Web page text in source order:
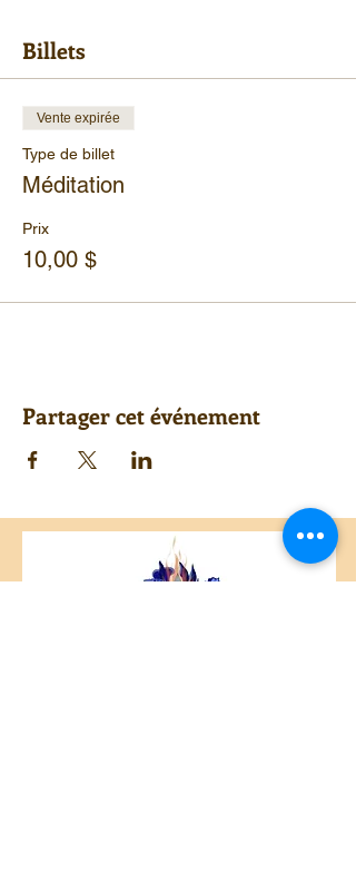
Billets
Vente expirée
Type de billet
Méditation
Prix
10,00 $
Partager cet événement